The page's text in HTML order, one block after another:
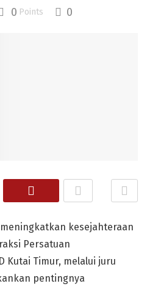
0 Points 0
kesejahteraan
Persatuan
Kutai Timur, melalui juru
pentingnya